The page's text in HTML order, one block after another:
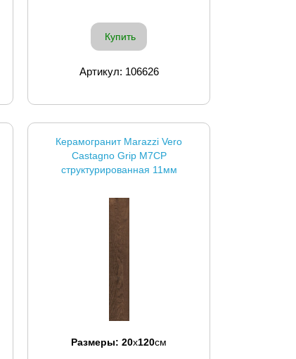
Купить
Артикул: 106626
Керамогранит Marazzi Vero
Castagno Grip M7CP
структурированная 11мм
Размеры: 20x120см